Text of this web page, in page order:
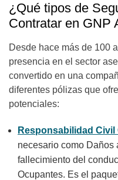
¿Qué tipos de
Contratar en GNP
Desde hace más de 100
presencia en el sector
convertido en una
diferentes pólizas que
potenciales:
Responsabilidad Civil
necesario como Daños
fallecimiento del
Ocupantes. Es el